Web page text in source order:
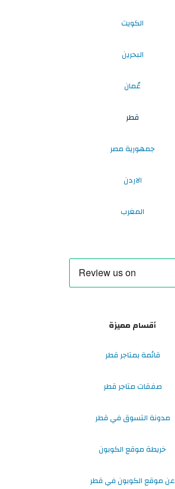
الكويت
البحرين
عُمان
قطر
جمهورية مصر
الاردن
المغرب
أقسام مميزة
قائمة بمتاجر قطر
صفقات متاجر قطر
مدونة التسوق في قطر
خريطة موقع الكوبون
عن موقع الكوبون في قطر